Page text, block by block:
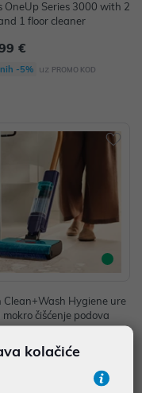
OneUp Series 3000 with 2
1 floor cleaner
€
-5% uz PROMO KOD
Clean+Wash Hygiene ure
čišćenje podova
kolačiće